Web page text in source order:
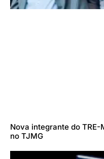
Nova integrante do
no TJMG